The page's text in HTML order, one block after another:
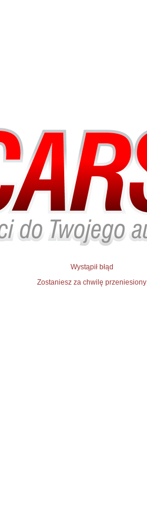
Wystąpił błąd
Zostaniesz za chwilę przeniesiony